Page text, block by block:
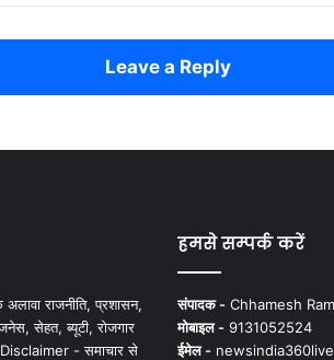
Leave a Reply
राजनीति, प्रशासन,
सेहत, ब्यूटी, रोजगार
Disclaimer - समाचार से
हमसे सम्पर्क करें
संपादक -Chhamesh
मोबाइल -9131052524
ईमेल -